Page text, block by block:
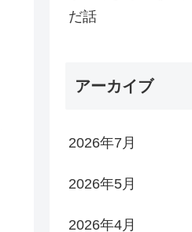
だ話
アーカイブ
2026年7月
2026年5月
2026年4月